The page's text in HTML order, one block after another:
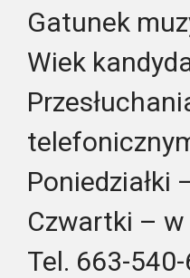
Gatunek
Wiek
Poniedziałki
Czwartki –
Tel. 663-